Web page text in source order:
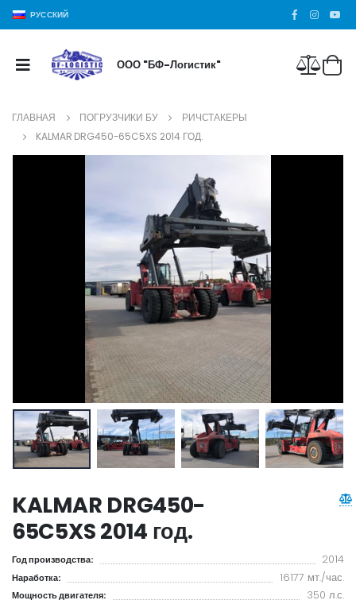
РУССКИЙ
ООО "БФ-Логистик"
ГЛАВНАЯ ПОГРУЗЧИКИ БУ
РИЧСТАКЕРЫ
KALMAR DRG450-65C5XS 2014 ГОД.
KALMAR DRG450-
65C5XS 2014 год.
Год производства: 2014
Наработка: 16177 мт./час.
Мощность двигателя: 350 л.с.